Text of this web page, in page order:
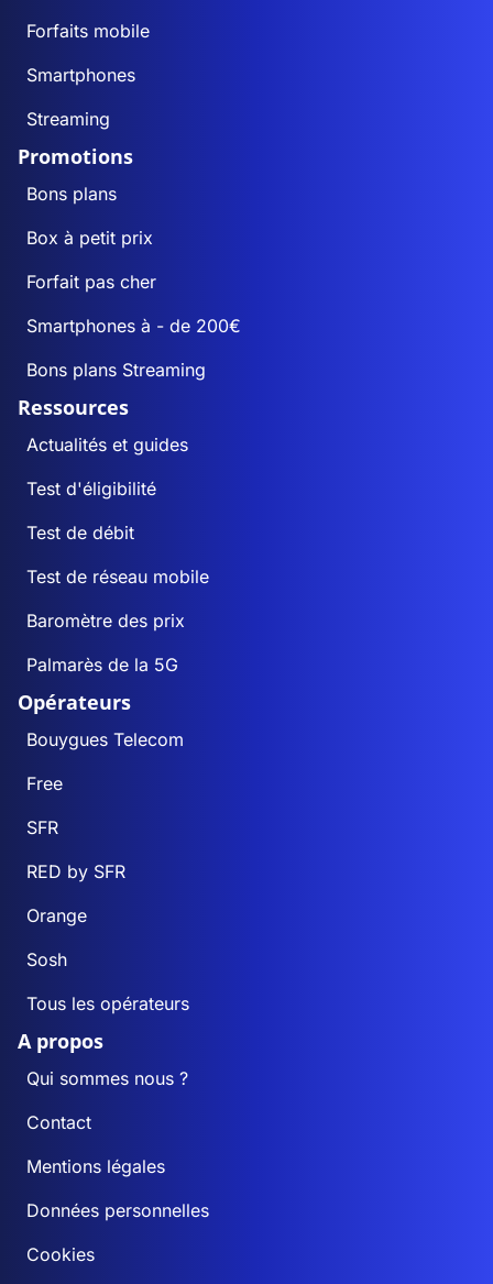
Forfaits mobile
Smartphones
Streaming
Promotions
Bons plans
Box à petit prix
Forfait pas cher
Smartphones à - de 200€
Bons plans Streaming
Ressources
Actualités et guides
Test d'éligibilité
Test de débit
Test de réseau mobile
Baromètre des prix
Palmarès de la 5G
Opérateurs
Bouygues Telecom
Free
SFR
RED by SFR
Orange
Sosh
Tous les opérateurs
A propos
Qui sommes nous ?
Contact
Mentions légales
Données personnelles
Cookies